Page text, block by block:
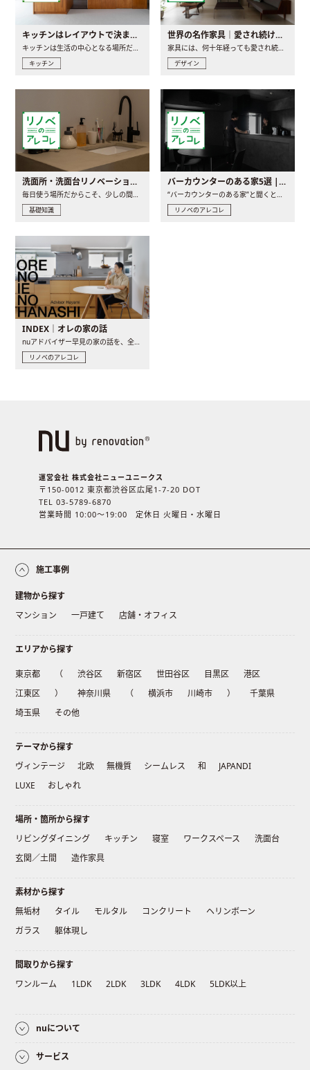
キッチンはレイアウトで決まる。後悔しないための考え方と選び方
キッチンは生活の中心となる場所だからこそ、家の中のどこに置..
キッチン
世界の名作家具｜愛され続ける理由と一生モノとの出会い方
家具には、何十年経っても愛され続ける「名作」と呼ばれるもの..
デザイン
洗面所・洗面台リノベーションの事例と間取りアイデア
毎日使う場所だからこそ、少しの間取りの工夫や素材の選び方で..
基礎知識
バーカウンターのある家5選 | 日常に馴染む“距離の近い”キッチンとは
“バーカウンターのある家”と聞くと、少し特別な、大人のための..
リノベのアレコレ
INDEX｜オレの家の話
nuアドバイザー早見の家の話を、全4話でお届け。リノベーションを..
リノベのアレコレ
運営会社 株式会社ニューユニークス
〒150-0012 東京都渋谷区広尾1-7-20 DOT
TEL 03-5789-6870
営業時間 10:00〜19:00 定休日 火曜日・水曜日
施工事例
建物から探す
マンション
一戸建て 店舗・オフィス
エリアから探す
東京都 （ 渋谷区 新宿区 世田谷区 目黒区
港区
江東区
） 神奈川県 （ 横浜市 川崎市 ）
千葉県
埼玉県
その他
テーマから探す
ヴィンテージ
北欧 無機質 シームレス 和
JAPANDI
LUXE
おしゃれ
場所・箇所から探す
リビングダイニング
キッチン 寝室 ワークスペース
洗面台
玄関／土間
造作家具
素材から探す
無垢材
タイル モルタル コンクリート
ヘリンボーン
ガラス
躯体現し
間取りから探す
ワンルーム
1LDK 2LDK 3LDK 4LDK 5LDK以上
nuについて
サービス